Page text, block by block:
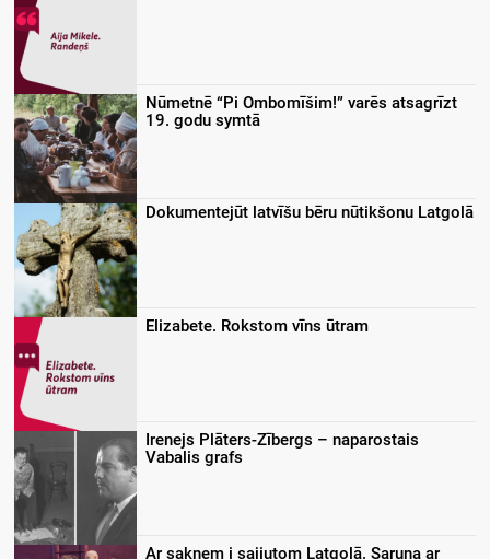
Nūmetnē “Pi Ombomīšim!” varēs atsagrīzt
19. godu symtā
Dokumentejūt latvīšu bēru nūtikšonu Latgolā
Elizabete. Rokstom vīns ūtram
Irenejs Plāters-Zībergs – naparostais
Vabalis grafs
Ar saknem i sajiutom Latgolā. Saruna ar